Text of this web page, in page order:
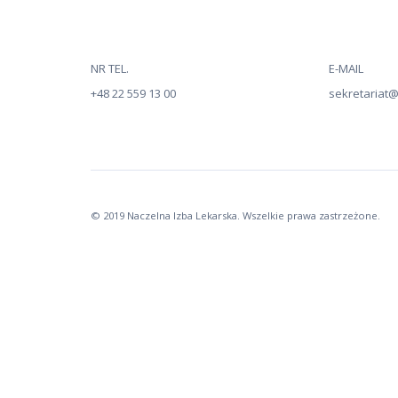
NR TEL.
+48 22 559 13 00
E-MAIL
© 2019 Naczelna Izba Lekarska. Wszelkie prawa zastrzeżone.